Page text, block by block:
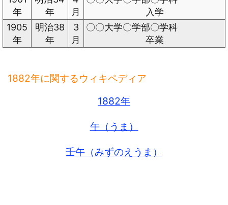
年
年
月
入学
1905
年
明治38
年
3
月
〇〇大学〇学部〇学科
卒業
1882年に関するウィキペディア
1882年
午（うま）
壬午（みずのえうま）